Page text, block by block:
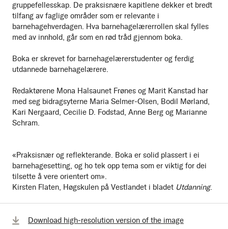
gruppefellesskap. De praksisnære kapitlene dekker et bredt
tilfang av faglige områder som er relevante i
barnehagehverdagen. Hva barnehagelærerrollen skal fylles
med av innhold, går som en rød tråd gjennom boka.
Boka er skrevet for barnehagelærerstudenter og ferdig
utdannede barnehagelærere.
Redaktørene Mona Halsaunet Frønes og Marit Kanstad har
med seg bidragsyterne Maria Selmer-Olsen, Bodil Mørland,
Kari Nergaard, Cecilie D. Fodstad, Anne Berg og Marianne
Schram.
«Praksisnær og reflekterande. Boka er solid plassert i ei
barnehagesetting, og ho tek opp tema som er viktig for dei
tilsette å vere orientert om».
Kirsten Flaten, Høgskulen på Vestlandet i bladet Utdanning.
Download high-resolution version of the image
Browse